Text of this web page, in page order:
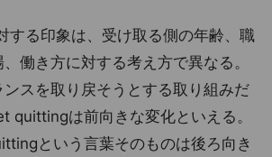
る印象は、受け取る側の年齢、職
働き方に対する考え方で異なる。
スを取り戻そうとする取り組みだ
quittingは前向きな変化といえる。
という言葉そのものは後ろ向き